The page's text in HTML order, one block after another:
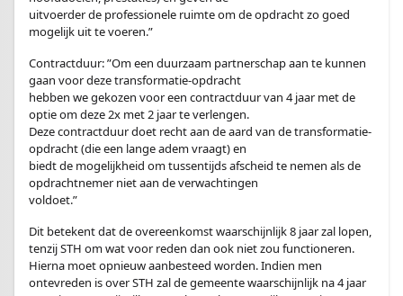
uitvoerder de professionele ruimte om de opdracht zo goed
mogelijk uit te voeren.”
Contractduur: ”Om een duurzaam partnerschap aan te kunnen
gaan voor deze transformatie-opdracht
hebben we gekozen voor een contractduur van 4 jaar met de
optie om deze 2x met 2 jaar te verlengen.
Deze contractduur doet recht aan de aard van de transformatie-
opdracht (die een lange adem vraagt) en
biedt de mogelijkheid om tussentijds afscheid te nemen als de
opdrachtnemer niet aan de verwachtingen
voldoet.”
Dit betekent dat de overeenkomst waarschijnlijk 8 jaar zal lopen,
tenzij STH om wat voor reden dan ook niet zou functioneren.
Hierna moet opnieuw aanbesteed worden. Indien men
ontevreden is over STH zal de gemeente waarschijnlijk na 4 jaar